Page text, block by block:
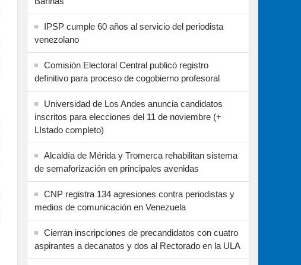
IPSP cumple 60 años al servicio del periodista
venezolano
Comisión Electoral Central publicó registro
definitivo para proceso de cogobierno profesoral
Universidad de Los Andes anuncia candidatos
inscritos para elecciones del 11 de noviembre (+
LIstado completo)
Alcaldía de Mérida y Tromerca rehabilitan sistema
de semaforización en principales avenidas
CNP registra 134 agresiones contra periodistas y
medios de comunicación en Venezuela
Cierran inscripciones de precandidatos con cuatro
aspirantes a decanatos y dos al Rectorado en la ULA